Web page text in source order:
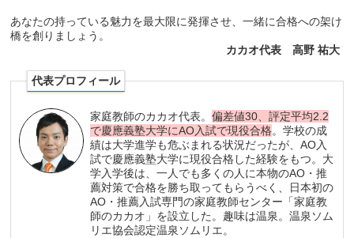
あなたの持っている魅力を最大限に発揮させ、一緒に合格への架け
橋を創りましょう。
カカオ代表 高野 祐大
代表プロフィール
家庭教師のカカオ代表。偏差値30、評定平均2.2
で慶應義塾大学にAO入試で現役合格。学校の成
績は大学進学も危ぶまれる状況だったが、AO入
試で慶應義塾大学に現役合格した経験をもつ。大
学入学後は、一人でも多くの人に本物のAO・推
薦対策で合格を勝ち取ってもらうべく、日本初の
AO・推薦入試専門の家庭教師センター「家庭教
師のカカオ」を設立した。趣味は温泉。温泉ソム
リエ協会認定温泉ソムリエ。